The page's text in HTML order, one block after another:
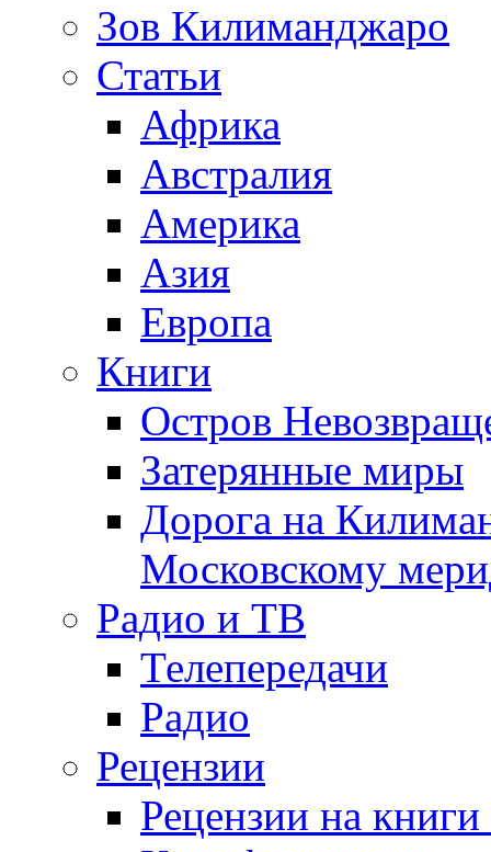
Зов Килиманджаро
Статьи
Африка
Австралия
Америка
Азия
Европа
Книги
Остров
Затерянные миры
Дорога на
Московскому
Радио и ТВ
Телепередачи
Радио
Рецензии
Рецензии на